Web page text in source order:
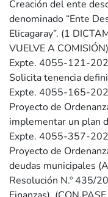
Creación del ente
denominado “Ente
Elicagaray”. (1
VUELVE A
Expte. 4055-121-
Solicita tenencia
Expte. 4055-165-
Proyecto de
implementar un plan
Expte. 4055-357-
Proyecto de
deudas municipales
Resolución N.º 435/